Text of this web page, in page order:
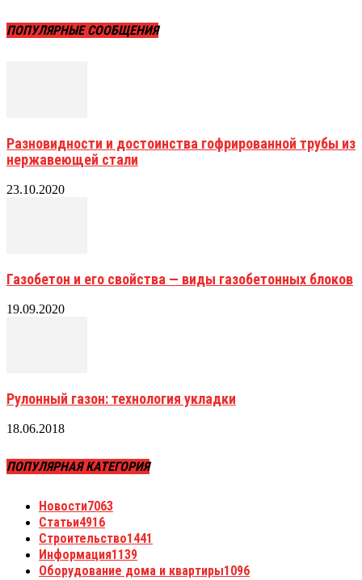
ПОПУЛЯРНЫЕ СООБЩЕНИЯ
Разновидности и достоинства гофрированной трубы из
нержавеющей стали
23.10.2020
Газобетон и его свойства — виды газобетонных блоков
19.09.2020
Рулонный газон: технология укладки
18.06.2018
ПОПУЛЯРНАЯ КАТЕГОРИЯ
Новости7063
Статьи4916
Строительство1441
Информация1139
Оборудование дома и квартиры1096